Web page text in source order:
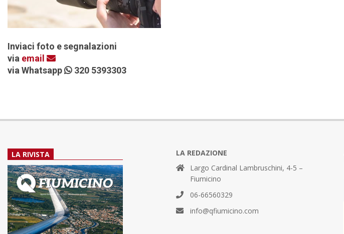
Inviaci foto e segnalazioni
via email
via Whatsapp
320 5393303
LA RIVISTA
LA REDAZIONE
Largo Cardinal Lambruschini, 4-5 –
Fiumicino
06-66560329
info@qfiumicino.com